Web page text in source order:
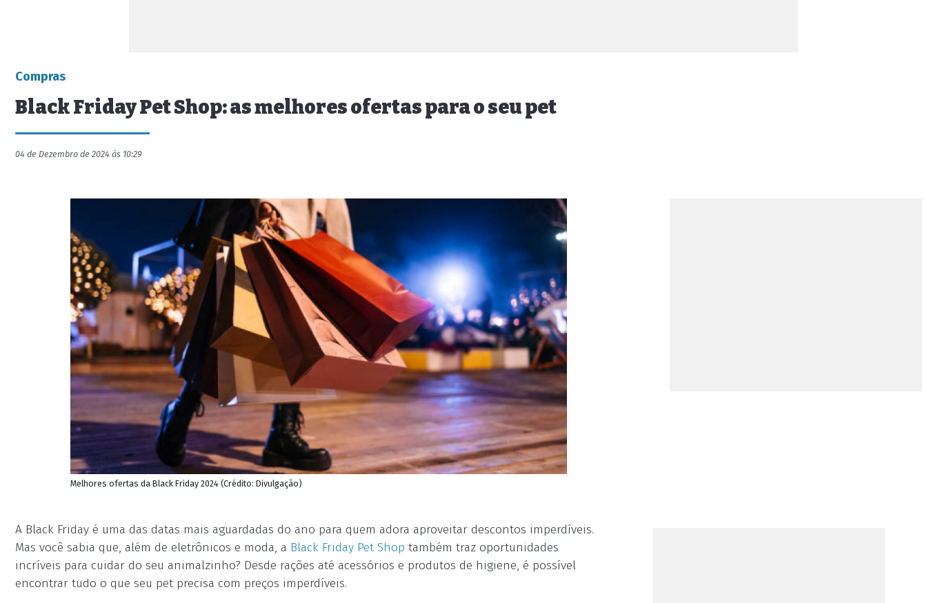
Compras
Black Friday Pet Shop: as melhores ofertas para o seu pet
04 de Dezembro de 2024 às 10:29
Melhores ofertas da Black Friday 2024 (Crédito: Divulgação)
A Black Friday é uma das datas mais aguardadas do ano para quem adora aproveitar descontos imperdíveis.
Mas você sabia que, além de eletrônicos e moda, a Black Friday Pet Shop também traz oportunidades
incríveis para cuidar do seu animalzinho? Desde rações até acessórios e produtos de higiene, é possível
encontrar tudo o que seu pet precisa com preços imperdíveis.